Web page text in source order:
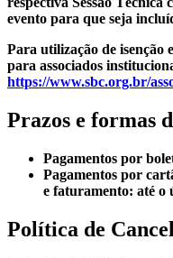
evento para que seja
Para utilização de isenção
para associados
https://www.sbc.org.br/
Prazos e formas
Pagamentos por
Pagamentos por
e faturamento: até o
Política de